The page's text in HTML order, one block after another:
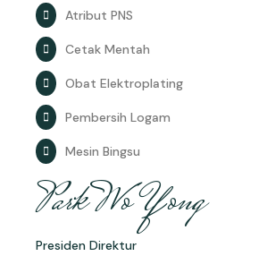
Atribut PNS
Cetak Mentah
Obat Elektroplating
Pembersih Logam
Mesin Bingsu
Park Wo Yong
Presiden Direktur